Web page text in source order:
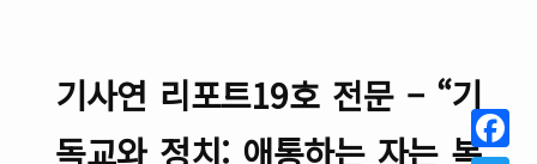
기사연 리포트19호 전문 – “기
독교와 정치: 애통하는 자는 복